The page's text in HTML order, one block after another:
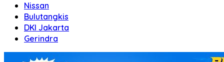
Nissan
Bulutangkis
DKI Jakarta
Gerindra